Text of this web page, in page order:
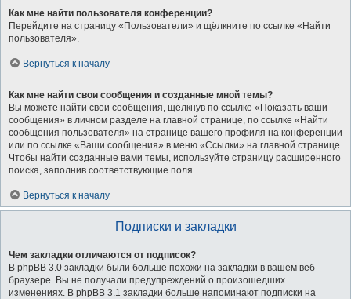
Как мне найти пользователя конференции?
Перейдите на страницу «Пользователи» и щёлкните по ссылке «Найти
пользователя».
Вернуться к началу
Как мне найти свои сообщения и созданные мной темы?
Вы можете найти свои сообщения, щёлкнув по ссылке «Показать ваши
сообщения» в личном разделе на главной странице, по ссылке «Найти
сообщения пользователя» на странице вашего профиля на конференции
или по ссылке «Ваши сообщения» в меню «Ссылки» на главной странице.
Чтобы найти созданные вами темы, используйте страницу расширенного
поиска, заполнив соответствующие поля.
Вернуться к началу
Подписки и закладки
Чем закладки отличаются от подписок?
В phpBB 3.0 закладки были больше похожи на закладки в вашем веб-
браузере. Вы не получали предупреждений о произошедших
изменениях. В phpBB 3.1 закладки больше напоминают подписки на